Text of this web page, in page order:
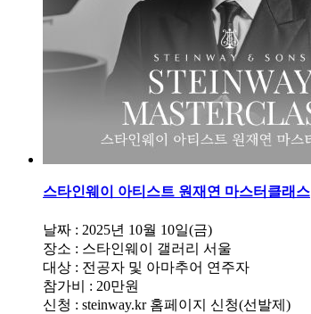
스타인웨이 아티스트 원재연 마스터클래스
날짜 : 2025년 10월 10일(금)
장소 : 스타인웨이 갤러리 서울
대상 : 전공자 및 아마추어 연주자
참가비 : 20만원
신청 : steinway.kr 홈페이지 신청(선발제)